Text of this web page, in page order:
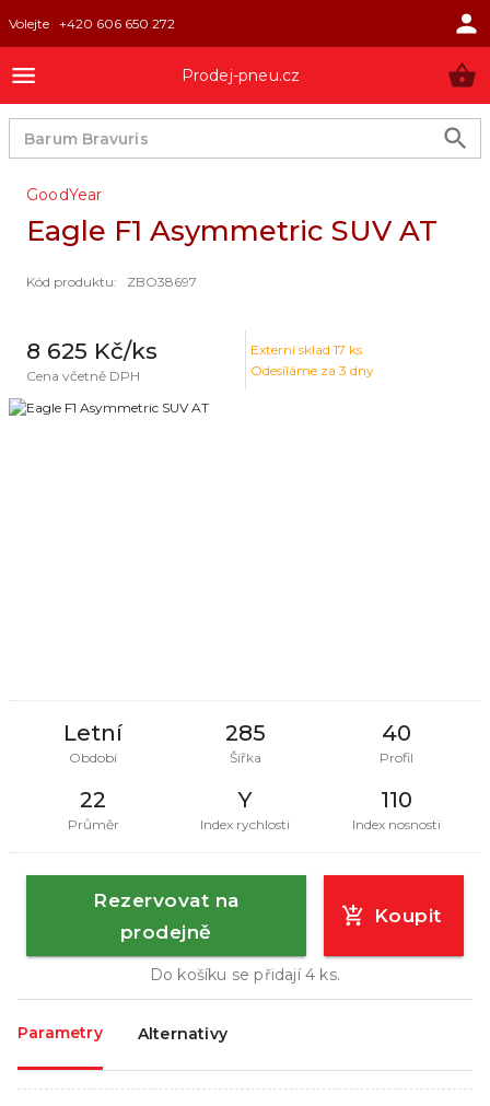
Volejte +420 606 650 272
Prodej-pneu.cz
GoodYear
Eagle F1 Asymmetric SUV AT
Kód produktu: ZBO38697
8 625 Kč/ks
Cena včetně DPH
Externí sklad 17 ks
Odesíláme za 3 dny
Letní
Období
285
Šířka
40
Profil
22
Průměr
Y
Index rychlosti
110
Index nosnosti
Rezervovat na
prodejně
Koupit
Do košíku se přidají4 ks.
Parametry Alternativy